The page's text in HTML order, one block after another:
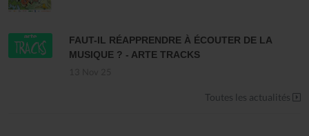
FAUT-IL RÉAPPRENDRE À ÉCOUTER DE LA
MUSIQUE ? - ARTE TRACKS
Toutes les actualités